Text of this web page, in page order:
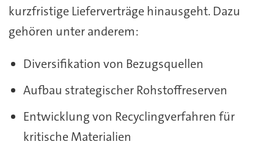
kurzfristige Lieferverträge hinausgeht. Dazu
gehören unter anderem:
Diversifikation von Bezugsquellen
Aufbau strategischer Rohstoffreserven
Entwicklung von Recyclingverfahren für
kritische Materialien